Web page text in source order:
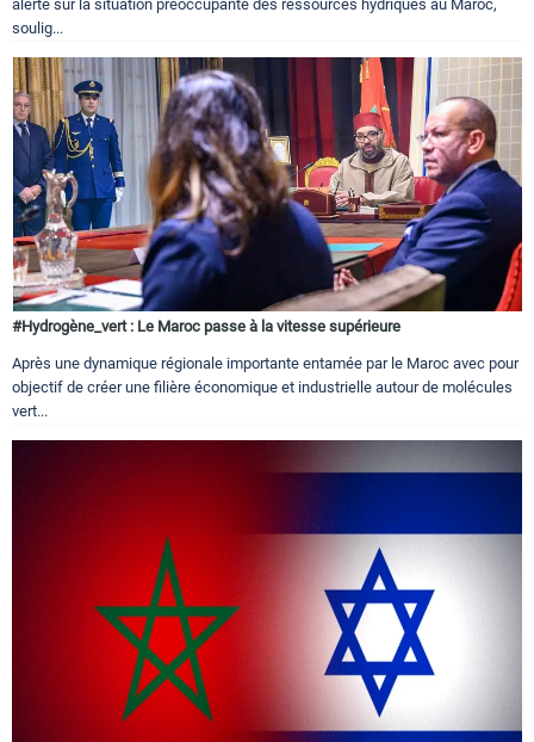
alerté sur la situation préoccupante des ressources hydriques au Maroc,
soulig...
#Hydrogène_vert : Le Maroc passe à la vitesse supérieure
Après une dynamique régionale importante entamée par le Maroc avec pour
objectif de créer une filière économique et industrielle autour de molécules
vert...